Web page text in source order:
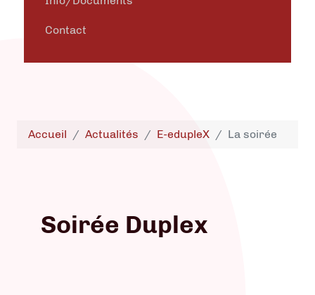
Contact
Accueil Actualités E-edupleX La soirée
Soirée Duplex